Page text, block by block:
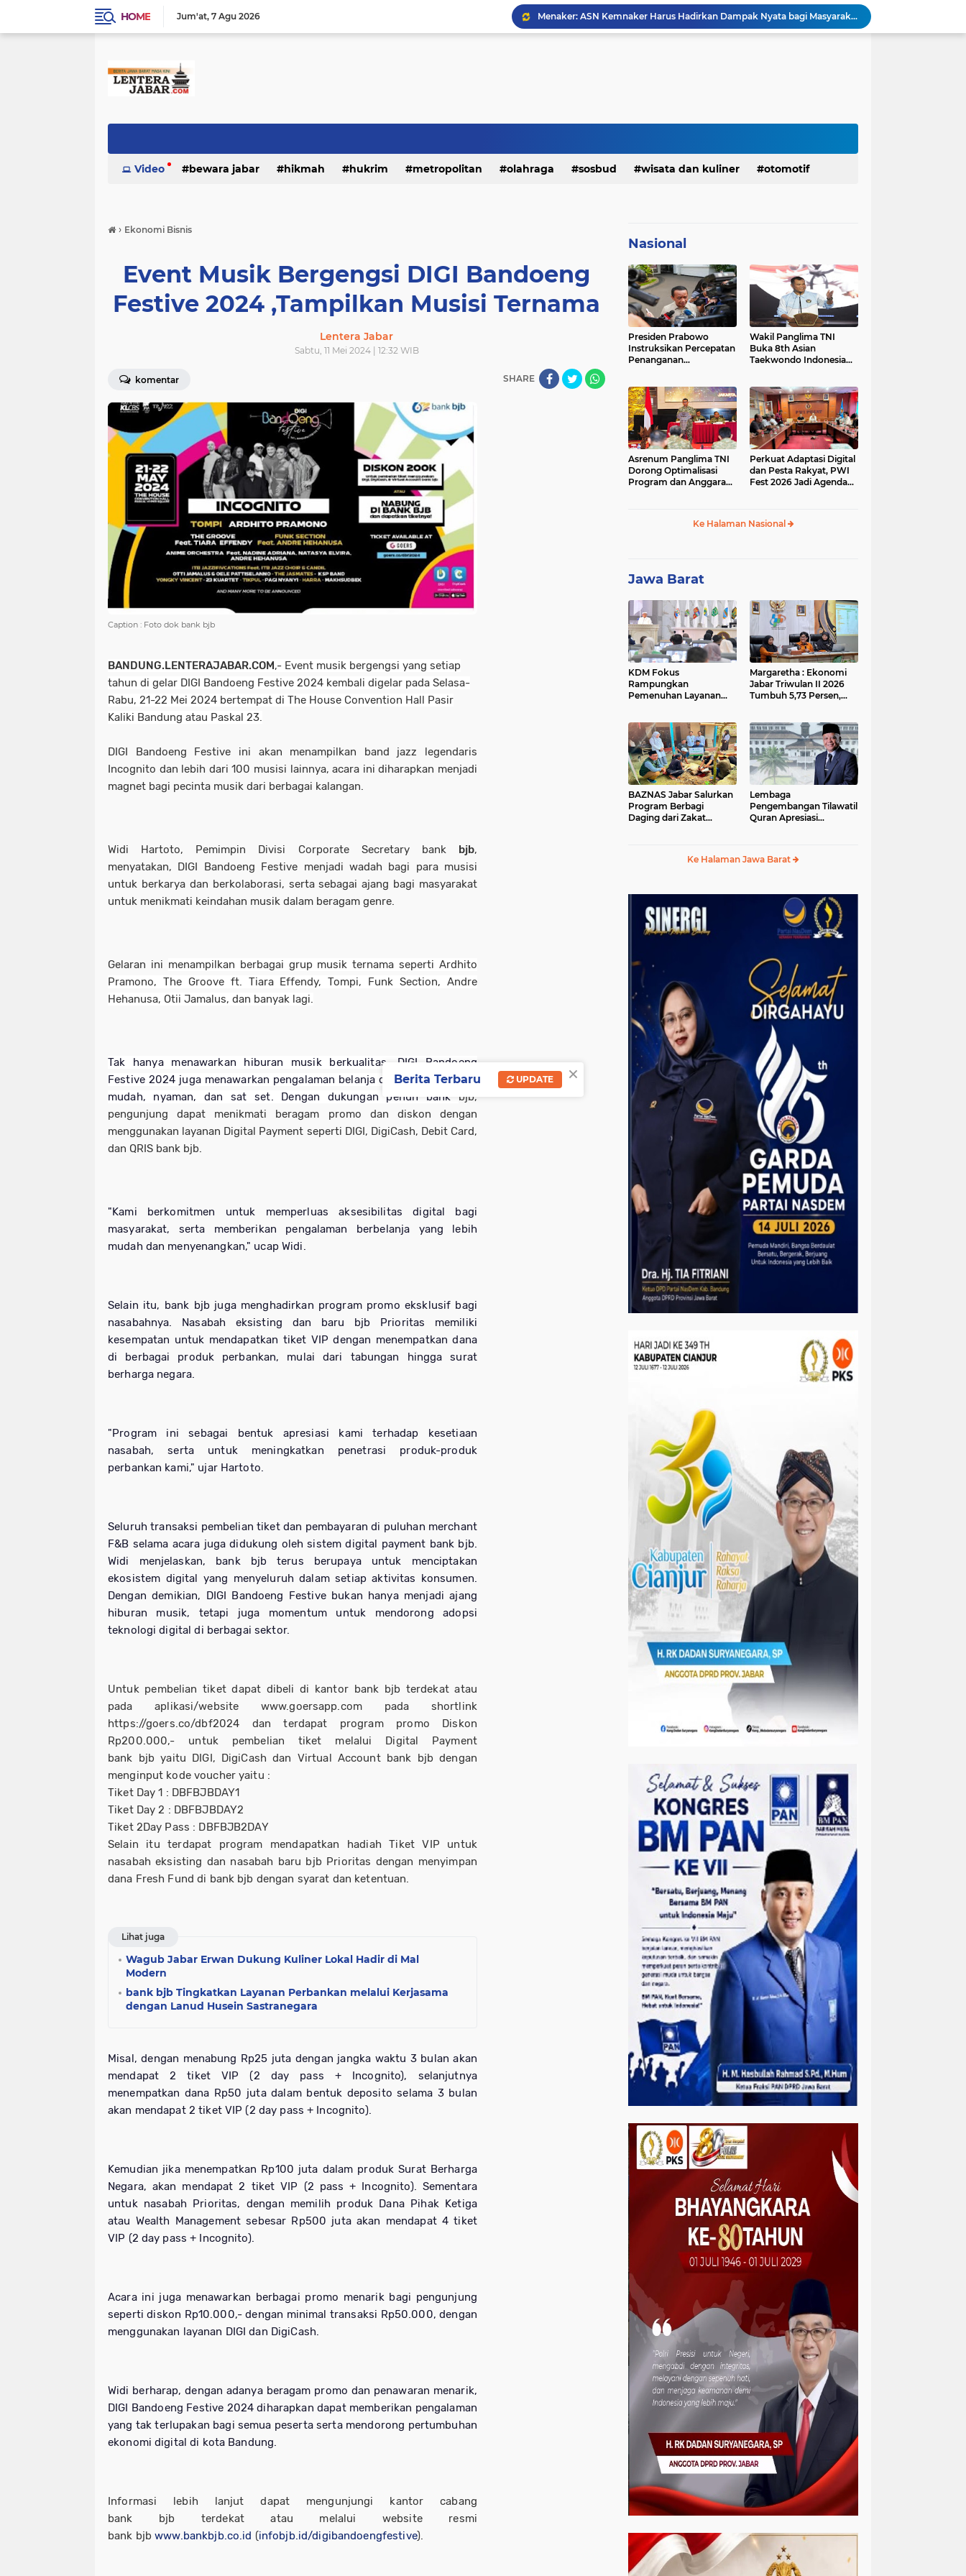
HOME Jum'at 7 Agu 2026
DPRD dan Gubernur Jawa Barat Menyepakati Rancangan KUA-PPAS APBD Tahun Anggaran 2027
Margaretha : Ekonomi Jabar Triwulan II 2026 Tumbuh 5,73 Persen, Lebih Tinggi Dibandingkan Nasional
KDM Fokus Rampungkan Pemenuhan Layanan Dasar dan Konektivitas Wilayah pada 2027
Video bewara jabar hikmah hukrim metropolitan olahraga sosbud wisata dan kuliner otomotif
› Ekonomi Bisnis
Event Musik Bergengsi DIGI Bandoeng
Festive 2024 ,Tampilkan Musisi Ternama
Lentera Jabar
Sabtu, 11 Mei 2024 | 12:32 WIB
komentar SHARE
Caption : Foto dok bank bjb
BANDUNG.LENTERAJABAR.COM,- Event musik bergengsi yang setiap
tahun di gelar DIGI Bandoeng Festive 2024 kembali digelar pada Selasa-
Rabu, 21-22 Mei 2024 bertempat di The House Convention Hall Pasir
Kaliki Bandung atau Paskal 23.
DIGI Bandoeng Festive ini akan menampilkan band jazz legendaris
Incognito dan lebih dari 100 musisi lainnya, acara ini diharapkan menjadi
magnet bagi pecinta musik dari berbagai kalangan.
Widi Hartoto, Pemimpin Divisi Corporate Secretary bank bjb,
menyatakan, DIGI Bandoeng Festive menjadi wadah bagi para musisi
untuk berkarya dan berkolaborasi, serta sebagai ajang bagi masyarakat
untuk menikmati keindahan musik dalam beragam genre.
Gelaran ini menampilkan berbagai grup musik ternama seperti Ardhito
Pramono, The Groove ft. Tiara Effendy, Tompi, Funk Section, Andre
Hehanusa, Otii Jamalus, dan banyak lagi.
Tak hanya menawarkan hiburan musik berkualitas, DIGI Bandoeng
Festive 2024 juga menawarkan pengalaman belanja dan transaksi yang
mudah, nyaman, dan sat set. Dengan dukungan penuh bank bjb,
pengunjung dapat menikmati beragam promo dan diskon dengan
menggunakan layanan Digital Payment seperti DIGI, DigiCash, Debit Card,
dan QRIS bank bjb.
"Kami berkomitmen untuk memperluas aksesibilitas digital bagi
masyarakat, serta memberikan pengalaman berbelanja yang lebih
mudah dan menyenangkan," ucap Widi.
Selain itu, bank bjb juga menghadirkan program promo eksklusif bagi
nasabahnya. Nasabah eksisting dan baru bjb Prioritas memiliki
kesempatan untuk mendapatkan tiket VIP dengan menempatkan dana
di berbagai produk perbankan, mulai dari tabungan hingga surat
berharga negara.
"Program ini sebagai bentuk apresiasi kami terhadap kesetiaan
nasabah, serta untuk meningkatkan penetrasi produk-produk
perbankan kami," ujar Hartoto.
Seluruh transaksi pembelian tiket dan pembayaran di puluhan merchant
F&B selama acara juga didukung oleh sistem digital payment bank bjb.
Widi menjelaskan, bank bjb terus berupaya untuk menciptakan
ekosistem digital yang menyeluruh dalam setiap aktivitas konsumen.
Dengan demikian, DIGI Bandoeng Festive bukan hanya menjadi ajang
hiburan musik, tetapi juga momentum untuk mendorong adopsi
teknologi digital di berbagai sektor.
Untuk pembelian tiket dapat dibeli di kantor bank bjb terdekat atau
pada aplikasi/website www.goersapp.com pada shortlink
https://goers.co/dbf2024 dan terdapat program promo Diskon
Rp200.000,- untuk pembelian tiket melalui Digital Payment
bank bjb yaitu DIGI, DigiCash dan Virtual Account bank bjb dengan
menginput kode voucher yaitu :
Tiket Day 1 : DBFBJBDAY1
Tiket Day 2 : DBFBJBDAY2
Tiket 2Day Pass : DBFBJB2DAY
Selain itu terdapat program mendapatkan hadiah Tiket VIP untuk
nasabah eksisting dan nasabah baru bjb Prioritas dengan menyimpan
dana Fresh Fund di bank bjb dengan syarat dan ketentuan.
Lihat juga
Wagub Jabar Erwan Dukung Kuliner Lokal Hadir di Mal
Modern
bank bjb Tingkatkan Layanan Perbankan melalui Kerjasama
dengan Lanud Husein Sastranegara
Misal, dengan menabung Rp25 juta dengan jangka waktu 3 bulan akan
mendapat 2 tiket VIP (2 day pass + Incognito), selanjutnya
menempatkan dana Rp50 juta dalam bentuk deposito selama 3 bulan
akan mendapat 2 tiket VIP (2 day pass + Incognito).
Kemudian jika menempatkan Rp100 juta dalam produk Surat Berharga
Negara, akan mendapat 2 tiket VIP (2 pass + Incognito). Sementara
untuk nasabah Prioritas, dengan memilih produk Dana Pihak Ketiga
atau Wealth Management sebesar Rp500 juta akan mendapat 4 tiket
VIP (2 day pass + Incognito).
Acara ini juga menawarkan berbagai promo menarik bagi pengunjung
seperti diskon Rp10.000,- dengan minimal transaksi Rp50.000, dengan
menggunakan layanan DIGI dan DigiCash.
Widi berharap, dengan adanya beragam promo dan penawaran menarik,
DIGI Bandoeng Festive 2024 diharapkan dapat memberikan pengalaman
yang tak terlupakan bagi semua peserta serta mendorong pertumbuhan
ekonomi digital di kota Bandung.
Informasi lebih lanjut dapat mengunjungi kantor cabang
bank bjb terdekat atau melalui website resmi
bank bjb www.bankbjb.co.id (infobjb.id/digibandoengfestive).
Nasional
Presiden Prabowo
Instruksikan Percepatan
Penanganan
BBM
Wakil Panglima TNI
Buka 8th Asian
Taekwondo Indonesia
Asrenum Panglima TNI
Dorong Optimalisasi
Program dan Anggaran
Perkuat Adaptasi Digital
dan Pesta Rakyat, PWI
Fest 2026 Jadi Agenda
Ke Halaman Nasional
Jawa Barat
KDM Fokus
Rampungkan
Pemenuhan Layanan
Margaretha : Ekonomi
Jabar Triwulan II 2026
Tumbuh 5,73 Persen,
BAZNAS Jabar Salurkan
Program Berbagi
Daging dari Zakat
Lembaga
Pengembangan Tilawatil
Quran Apresiasi
Ke Halaman Jawa Barat
×
Berita Terbaru UPDATE